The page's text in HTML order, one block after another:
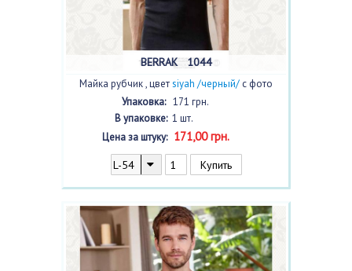
BERRAK 1044
Майка рубчик , цветsiyah /черный/ с фото
Упаковка: 171 грн.
В упаковке:1 шт.
Цена за штуку:171,00 грн.